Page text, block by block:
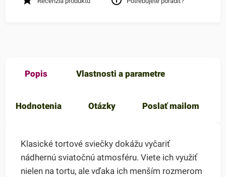
Popis Vlastnosti a parametre
Hodnotenia Otázky Poslať mailom
Klasické tortové sviečky dokážu vyčariť
nádhernú sviatočnú atmosféru. Viete ich využiť
nielen na tortu, ale vďaka ich menším rozmerom